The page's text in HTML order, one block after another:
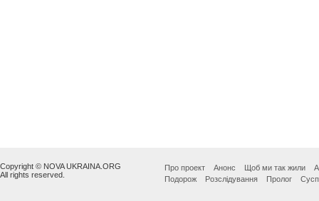
Copyright © NOVA UKRAINA.ORG
All rights reserved.
Про проект Анонс Щоб ми так жили
Подорож
Розслідування Пролог